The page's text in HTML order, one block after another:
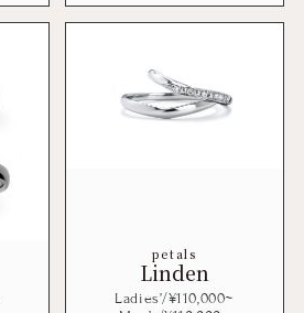
petals
Linden
Ladies’/¥110,000~